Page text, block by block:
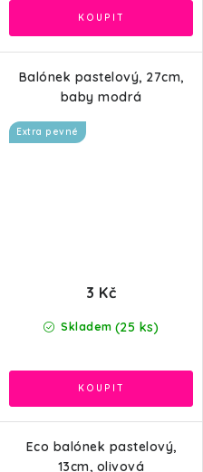
Balónek pastelový, 27cm,
baby modrá
Extra pevné
Skladem (25 ks)
3 Kč
Eco balónek pastelový,
13cm, olivová